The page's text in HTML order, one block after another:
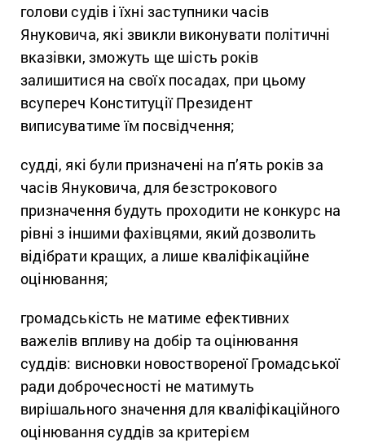
голови судів і їхні заступники часів
Януковича, які звикли виконувати політичні
вказівки, зможуть ще шість років
залишитися на своїх посадах, при цьому
всупереч Конституції Президент
виписуватиме їм посвідчення;
судді, які були призначені на п’ять років за
часів Януковича, для безстрокового
призначення будуть проходити не конкурс на
рівні з іншими фахівцями, який дозволить
відібрати кращих, а лише кваліфікаційне
оцінювання;
громадськість не матиме ефективних
важелів впливу на добір та оцінювання
суддів: висновки новоствореної Громадської
ради доброчесності не матимуть
вирішального значення для кваліфікаційного
оцінювання суддів за критерієм